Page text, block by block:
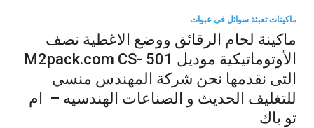
ماكينات تعبئة سوائل فى عبوات
ماكينة لحام الرقائق ووضع الاغطية نصف
الأوتوماتيكية موديل M2pack.com CS- 501
التى نقدمها نحن شركة المهندس منسي
للتغليف الحديث و الصناعات الهندسيه – ام
تو باك